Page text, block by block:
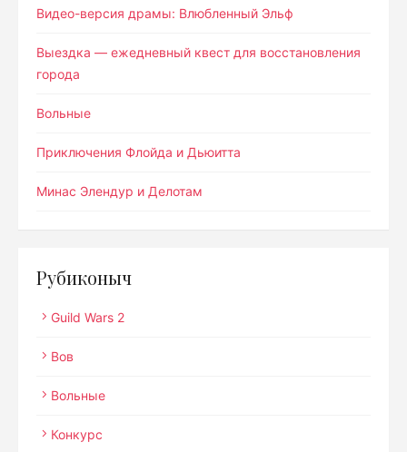
Видео-версия драмы: Влюбленный Эльф
Выездка — ежедневный квест для восстановления
города
Вольные
Приключения Флойда и Дьюитта
Минас Элендур и Делотам
Рубиконыч
Guild Wars 2
Вов
Вольные
Конкурс